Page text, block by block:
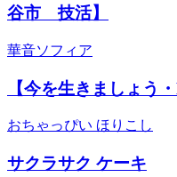
谷市 技活】
華音ソフィア
【今を生きましょう
おちゃっぴい ほりこし
サクラサク ケーキ